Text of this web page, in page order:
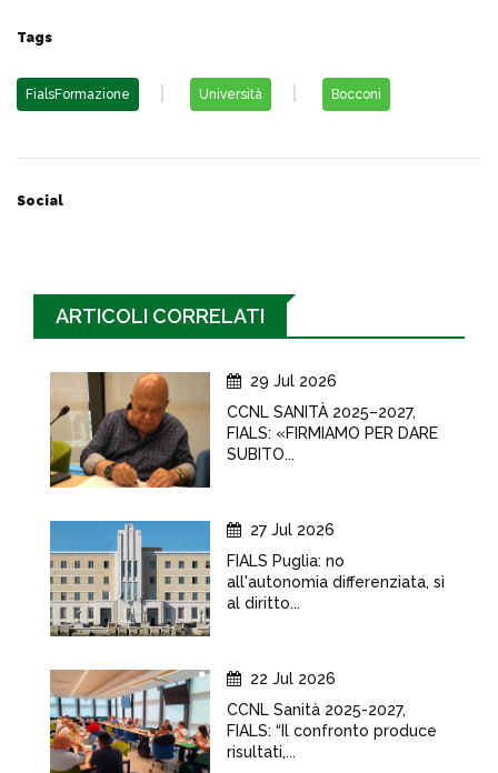
Tags
FialsFormazione Università Bocconi
Social
ARTICOLI CORRELATI
29 Jul 2026
CCNL SANITÀ 2025–2027,
FIALS: «FIRMIAMO PER DARE
SUBITO...
27 Jul 2026
FIALS Puglia: no
all'autonomia differenziata, sì
al diritto...
22 Jul 2026
CCNL Sanità 2025-2027,
FIALS: “Il confronto produce
risultati,...